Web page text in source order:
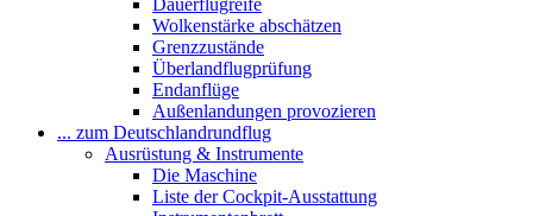
Dauerflugreife
Wolkenstärke abschätzen
Grenzzustände
Überlandflugprüfung
Endanflüge
Außenlandungen provozieren
... zum Deutschlandrundflug
Ausrüstung & Instrumente
Die Maschine
Liste der Cockpit-Ausstattung